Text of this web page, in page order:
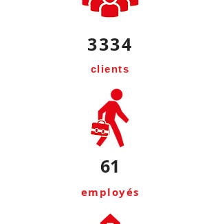
3334
clients
61
employés